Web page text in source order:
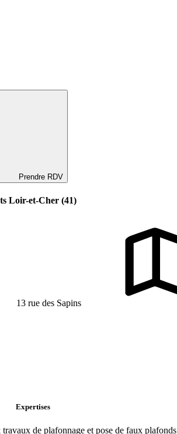
Prendre RDV
Loir-et-Cher (41)
13 rue des Sapins
Expertises
de plafonnage et pose de faux plafonds